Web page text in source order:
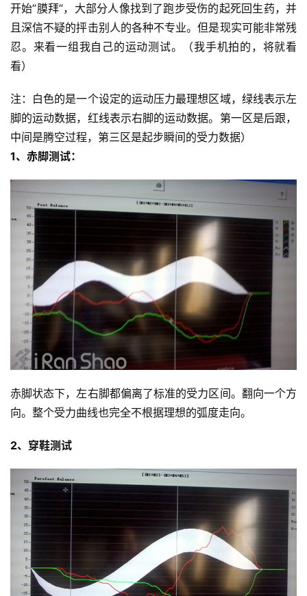
开始”膜拜”，大部分人像找到了跑步受伤的起死回生药，并
且深信不疑的抨击别人的各种不专业。但是现实可能非常残
忍。来看一组我自己的运动测试。（我手机拍的，将就看
看）
注：白色的是一个设定的运动压力最理想区域，绿线表示左
脚的运动数据，红线表示右脚的运动数据。第一区是后跟，
中间是腾空过程，第三区是起步瞬间的受力数据）
1、赤脚测试：
赤脚状态下，左右脚都偏离了标准的受力区间。翻向一个方
向。整个受力曲线也完全不根据理想的弧度走向。
2、穿鞋测试